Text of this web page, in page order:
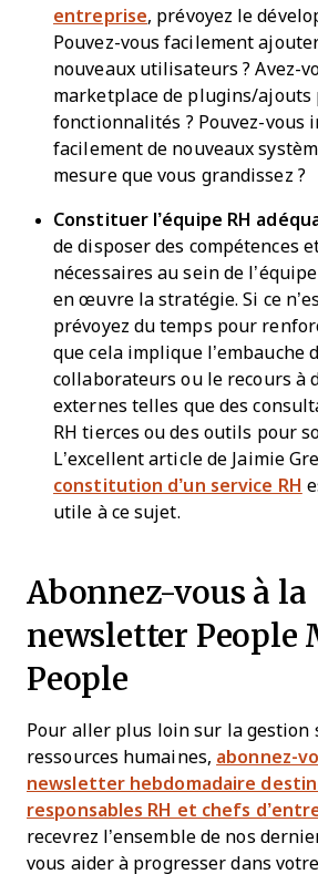
entreprise, prévoyez le
Pouvez-vous facilement
nouveaux utilisateurs ? Avez-
marketplace de plugins/ajouts
fonctionnalités ? Pouvez-vous
facilement de nouveaux
mesure que vous grandissez ?
Constituer l’équipe RH
de disposer des compétences
nécessaires au sein de
en œuvre la stratégie. Si ce
prévoyez du temps pour
que cela implique l’embauche
collaborateurs ou le recours à
externes telles que des
RH tierces ou des outils pour
L’excellent article de Jaimie
constitution d’un service RH
utile à ce sujet.
Abonnez-vous à la
newsletter People
People
Pour aller plus loin sur la gestion
ressources humaines, abonnez-
newsletter hebdomadaire
responsables RH et chefs
recevrez l’ensemble de nos
vous aider à progresser dans